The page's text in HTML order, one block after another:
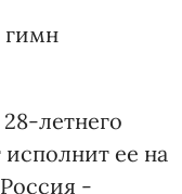
гимн
летнего
ее на
-